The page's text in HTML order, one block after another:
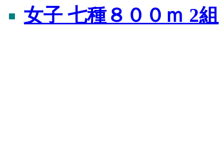
女子 七種８００ｍ 2組